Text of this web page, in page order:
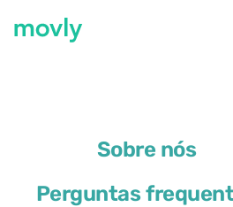
Sobre nós
Perguntas
Todos os carros disponíveis no
Aluguer de Volkswagen Taigo